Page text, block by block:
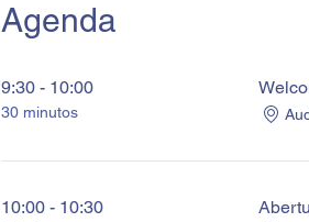
Agenda
9:30 - 10:00
30 minutos
10:00 - 10:30